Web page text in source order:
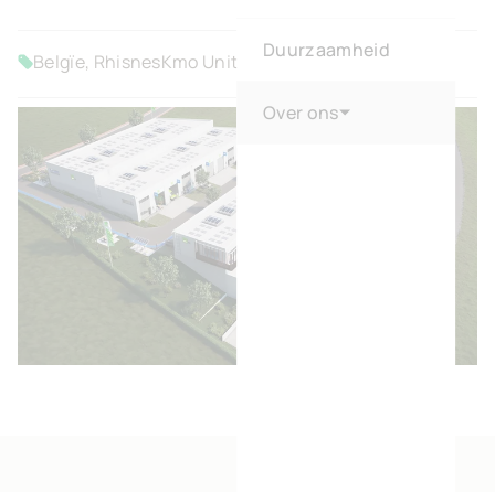
Duurzaamheid
Over ons
Belgïe, RhisnesKmo Units Verkocht